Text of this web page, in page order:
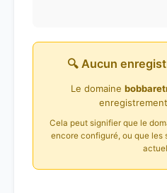
🔍 Aucun
Le domaine
Cela peut signifier que le
encore configuré, ou que les